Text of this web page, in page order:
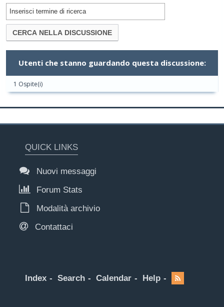
Utenti che stanno guardando questa discussione:
1 Ospite(i)
QUICK LINKS
Nuovi messaggi
Forum Stats
Modalità archivio
Contattaci
Index Search Calendar Help